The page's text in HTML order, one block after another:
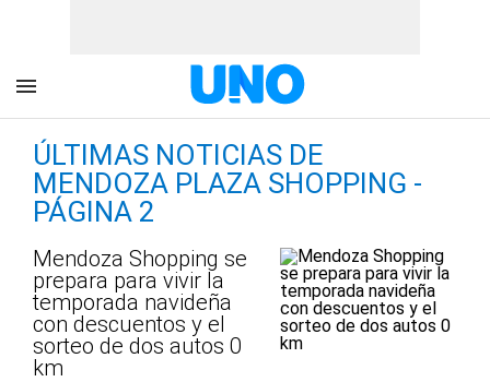
ÚLTIMAS NOTICIAS DE
MENDOZA PLAZA SHOPPING -
PÁGINA 2
Mendoza Shopping se
prepara para vivir la
temporada navideña
con descuentos y el
sorteo de dos autos 0
km